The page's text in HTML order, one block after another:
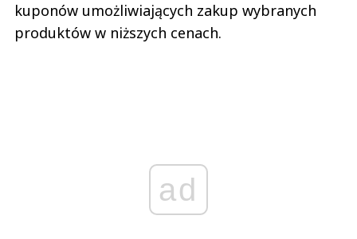
kuponów umożliwiających zakup wybranych
produktów w niższych cenach.
ad